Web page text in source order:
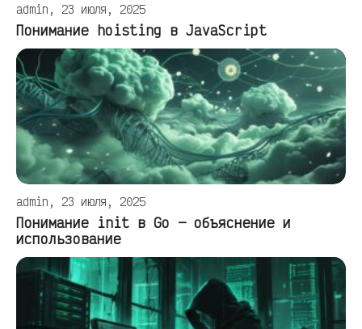
admin, 23 июля, 2025
Понимание hoisting в JavaScript
admin, 23 июля, 2025
Понимание init в Go — объяснение и
использование